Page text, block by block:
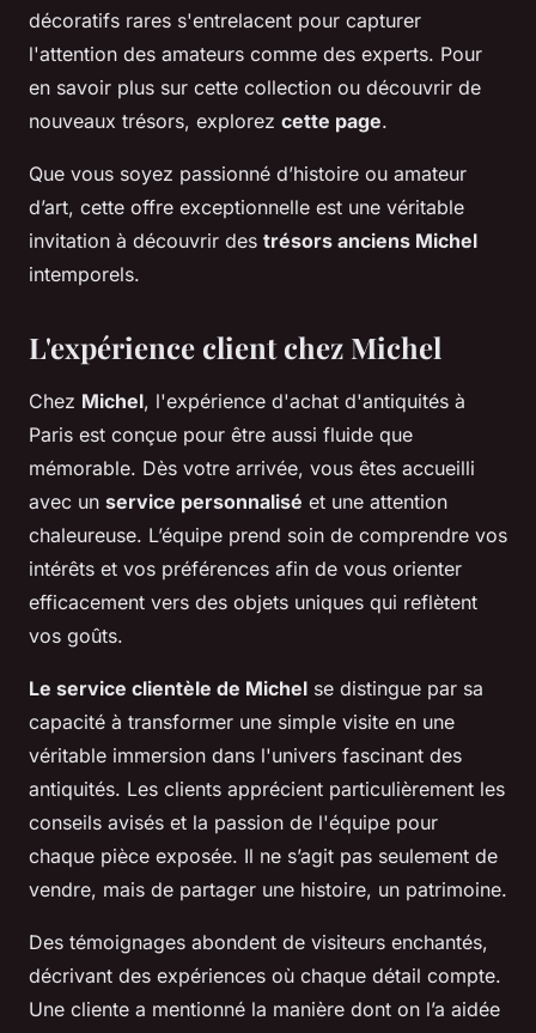
décoratifs rares s'entrelacent pour capturer
l'attention des amateurs comme des experts. Pour
en savoir plus sur cette collection ou découvrir de
nouveaux trésors, explorez cette page.
Que vous soyez passionné d’histoire ou amateur
d’art, cette offre exceptionnelle est une véritable
invitation à découvrir des trésors anciens Michel
intemporels.
L'expérience client chez Michel
Chez Michel, l'expérience d'achat d'antiquités à
Paris est conçue pour être aussi fluide que
mémorable. Dès votre arrivée, vous êtes accueilli
avec un service personnalisé et une attention
chaleureuse. L’équipe prend soin de comprendre vos
intérêts et vos préférences afin de vous orienter
efficacement vers des objets uniques qui reflètent
vos goûts.
Le service clientèle de Michel se distingue par sa
capacité à transformer une simple visite en une
véritable immersion dans l'univers fascinant des
antiquités. Les clients apprécient particulièrement les
conseils avisés et la passion de l'équipe pour
chaque pièce exposée. Il ne s’agit pas seulement de
vendre, mais de partager une histoire, un patrimoine.
Des témoignages abondent de visiteurs enchantés,
décrivant des expériences où chaque détail compte.
Une cliente a mentionné la manière dont on l’a aidée